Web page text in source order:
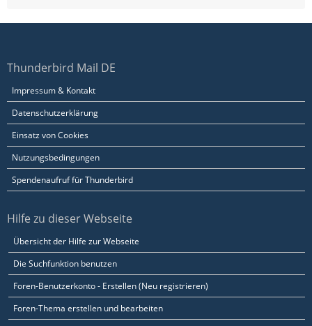
Thunderbird Mail DE
Impressum & Kontakt
Datenschutzerklärung
Einsatz von Cookies
Nutzungsbedingungen
Spendenaufruf für Thunderbird
Hilfe zu dieser Webseite
Übersicht der Hilfe zur Webseite
Die Suchfunktion benutzen
Foren-Benutzerkonto - Erstellen (Neu registrieren)
Foren-Thema erstellen und bearbeiten